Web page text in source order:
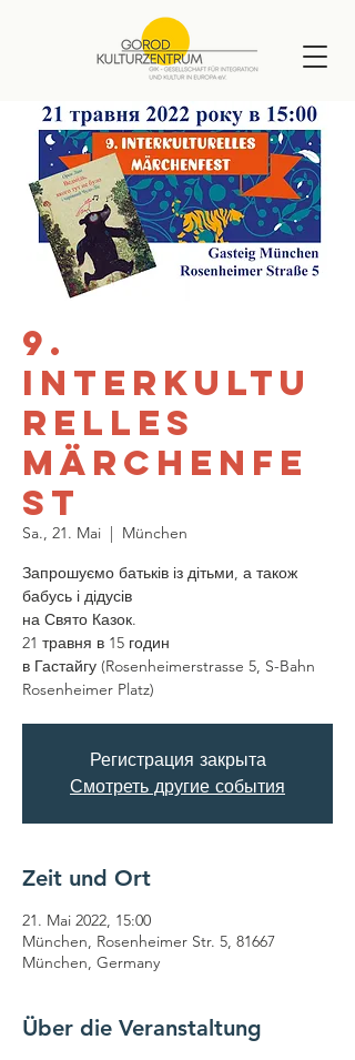
9.
Interkultu
relles
Märchenfe
st
Sa., 21. Mai
  |
München
Запрошуємо батьків із дітьми, а також
бабусь і дідусів
на Свято Казок.
21 травня в 15 годин
в Гастайгу (Rosenheimerstrasse 5, S-Bahn
Rosenheimer Platz)
Регистрация закрыта
Смотреть другие события
Zeit und Ort
21. Mai 2022, 15:00
München, Rosenheimer Str. 5, 81667
München, Germany
Über die Veranstaltung